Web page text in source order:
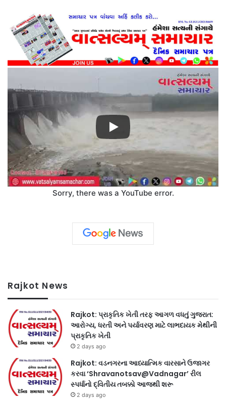
Sorry, there was a YouTube error.
Rajkot News
Rajkot: પ્રાકૃતિક ખેતી તરફ આગળ વધતું ગુજરાત:
આરોગ્ય, ધરતી અને પર્યાવરણ માટે લાભદાયક મેથીની
પ્રાકૃતિક ખેતી
2 days ago
Rajkot: વડનગરના આધ્યાત્મિક વારસાને ઉજાગર
કરવા ‘Shravanotsav@Vadnagar’ રીલ
સ્પર્ધાનો દ્વિતીય તબક્કો આજથી શરૂ
2 days ago